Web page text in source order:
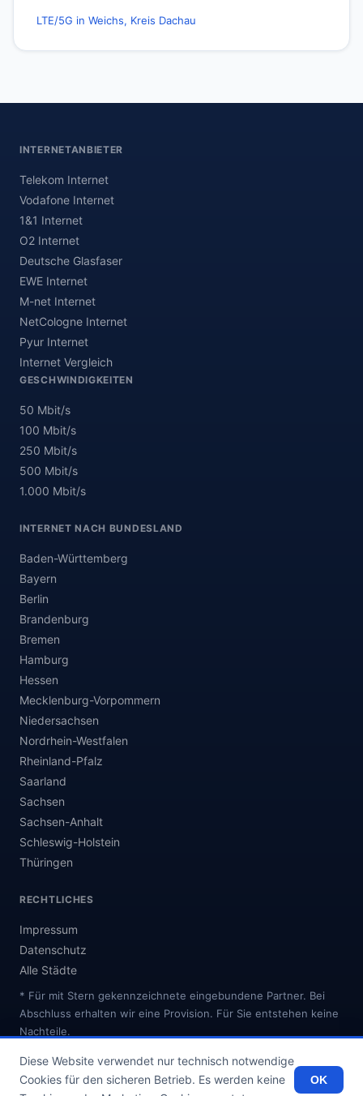
LTE/5G in Weichs, Kreis Dachau
INTERNETANBIETER
Telekom Internet
Vodafone Internet
1&1 Internet
O2 Internet
Deutsche Glasfaser
EWE Internet
M-net Internet
NetCologne Internet
Pyur Internet
Internet Vergleich
GESCHWINDIGKEITEN
50 Mbit/s
100 Mbit/s
250 Mbit/s
500 Mbit/s
1.000 Mbit/s
INTERNET NACH BUNDESLAND
Baden-Württemberg
Bayern
Berlin
Brandenburg
Bremen
Hamburg
Hessen
Mecklenburg-Vorpommern
Niedersachsen
Nordrhein-Westfalen
Rheinland-Pfalz
Saarland
Sachsen
Sachsen-Anhalt
Schleswig-Holstein
Thüringen
RECHTLICHES
Impressum
Datenschutz
Alle Städte
* Für mit Stern gekennzeichnete eingebundene Partner. Bei
Abschluss erhalten wir eine Provision. Für Sie entstehen keine
Nachteile.
© 2026 internetanbieter.online
Diese Website verwendet nur technisch notwendige
Cookies für den sicheren Betrieb. Es werden keine
OK